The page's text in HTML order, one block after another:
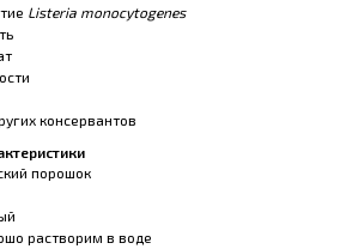
Listeria monocytogenes
консервантов
порошок
растворим в воде